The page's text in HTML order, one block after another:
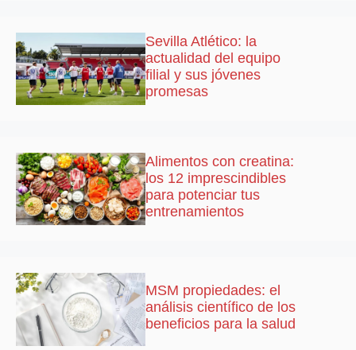
Sevilla Atlético: la
actualidad del equipo
filial y sus jóvenes
promesas
Alimentos con creatina:
los 12 imprescindibles
para potenciar tus
entrenamientos
MSM propiedades: el
análisis científico de los
beneficios para la salud